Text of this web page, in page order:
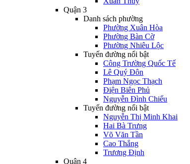
Quận 3
Danh sách phường
Phường Xuân Hòa
Phường Bàn Cờ
Phường Nhiêu Lộc
Tuyến đường nổi bật
Công Trường Quốc Tế
Lê Quý Đôn
Phạm Ngọc Thạch
Điện Biên Phủ
Nguyễn Đình Chiểu
Tuyến đường nổi bật
Nguyễn Thị Minh Khai
Hai Bà Trưng
Võ Văn Tần
Cao Thắng
Trương Định
Quận 4